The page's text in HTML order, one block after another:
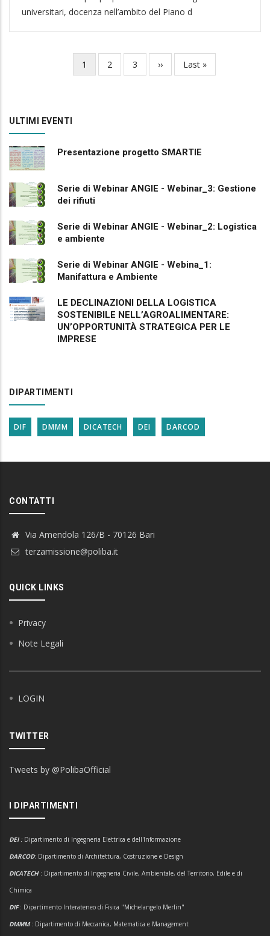
universitari, docenza nell’ambito del Piano d
Current
page
1 Page
2 Page
3
Next
page
››
Last
page
Last »
ULTIMI EVENTI
Presentazione progetto SMARTIE
Serie di Webinar ANGIE - Webinar_3: Gestione
dei rifiuti
Serie di Webinar ANGIE - Webinar_2: Logistica
e ambiente
Serie di Webinar ANGIE - Webina_1:
Manifattura e Ambiente
LE DECLINAZIONI DELLA LOGISTICA
SOSTENIBILE NELL’AGROALIMENTARE:
UN’OPPORTUNITÀ STRATEGICA PER LE
IMPRESE
DIPARTIMENTI
DIF DMMM DICATECH DEI DARCOD
CONTATTI
Via Amendola 126/B - 70126 Bari
terzamissione@poliba.it
QUICK LINKS
Privacy
Note Legali
LOGIN
TWITTER
Tweets by @PolibaOfficial
I DIPARTIMENTI
DEI : Dipartimento di Ingegneria Elettrica e dell'Informazione
DARCOD: Dipartimento di Architettura, Costruzione e Design
DICATECH : Dipartimento di Ingegneria Civile, Ambientale, del Territorio, Edile e di
Chimica
DIF: Dipartimento Interateneo di Fisica "Michelangelo Merlin"
DMMM: Dipartimento di Meccanica, Matematica e Management